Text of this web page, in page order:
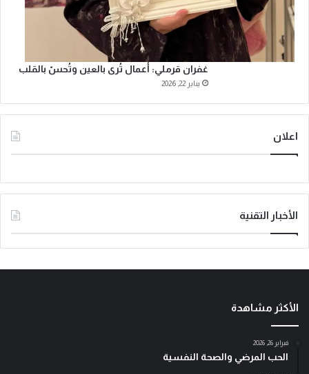
غفران قرملي: أعمال تُرى بالعين وتُحسّ بالقلب
يناير 22, 2026
اعلان
الأخبار التقنية
الأكثر مشاهدة
فبراير 26, 2026
الحب المرضي والصحة النفسية